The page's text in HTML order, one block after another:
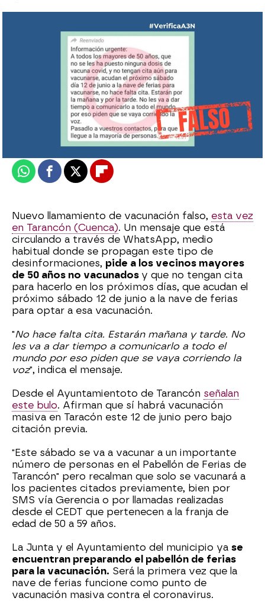
Patricia Escalona
Actualizado:10 de junio de 2021, 13:29
Publicado:10 de junio de 2021, 13:28
WhatsappFacebook
X Flipboard
Nuevo llamamiento de vacunación falso, esta vez
en Tarancón (Cuenca). Un mensaje que está
circulando a través de WhatsApp, medio
habitual donde se propagan este tipo de
desinformaciones, pide a los vecinos mayores
de 50 años no vacunados y que no tengan cita
para hacerlo en los próximos días, que acudan el
próximo sábado 12 de junio a la nave de ferias
para optar a esa vacunación.
"No hace falta cita. Estarán mañana y tarde. No
les va a dar tiempo a comunicarlo a todo el
mundo por eso piden que se vaya corriendo la
voz", indica el mensaje.
Desde el Ayuntamientoto de Tarancón señalan
este bulo. Afirman que sí habrá vacunación
masiva en Taracón este 12 de junio pero bajo
citación previa.
"Este sábado se va a vacunar a un importante
número de personas en el Pabellón de Ferias de
Tarancón" pero recalman que solo se vacunará a
los pacientes citados previamente, bien por
SMS vía Gerencia o por llamadas realizadas
desde el CEDT que pertenecen a la franja de
edad de 50 a 59 años.
La Junta y el Ayuntamiento del municipio ya se
encuentran preparando el pabellón de ferias
para la vacunación. Será la primera vez que la
nave de ferias funcione como punto de
vacunación masiva contra el coronavirus.